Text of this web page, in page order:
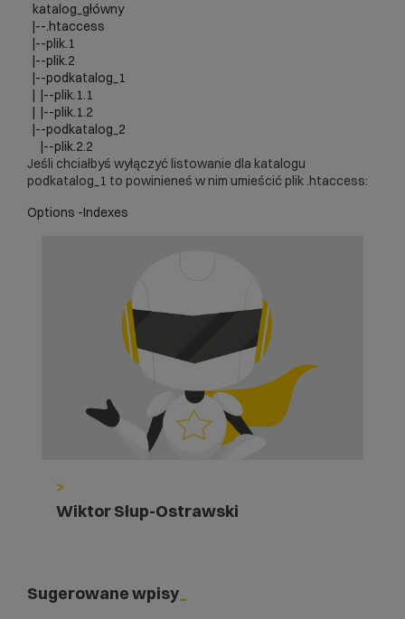
katalog_główny
|--.htaccess
|--plik.1
|--plik.2
|--podkatalog_1
|  |--plik.1.1
|  |--plik.1.2
|--podkatalog_2
|--plik.2.2
Jeśli chciałbyś wyłączyć listowanie dla katalogu
podkatalog_1 to powinieneś w nim umieścić plik .htaccess:
Options -Indexes
>
Wiktor Słup-Ostrawski
Sugerowane wpisy